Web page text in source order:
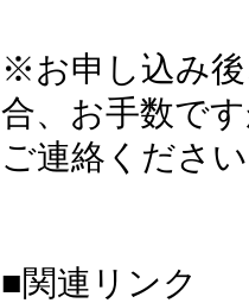
※お申し込み
合、お手数で
ご連絡くださ
■関連リンク